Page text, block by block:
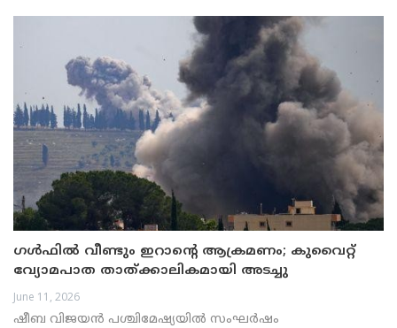
ഗൾഫിൽ വീണ്ടും ഇറാന്റെ ആക്രമണം; കുവൈറ്റ്
വ്യോമപാത താത്ക്കാലികമായി അടച്ചു
June 11, 2026
ഷീബ വിജയൻ പശ്ചിമേഷ്യയിൽ സംഘർഷം